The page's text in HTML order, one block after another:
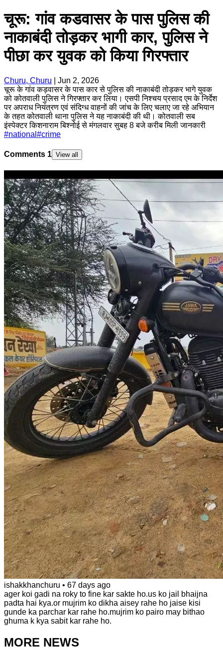
चूरू: गांव कडवासर के पास पुलिस की
नाकाबंदी तोड़कर भागी कार, पुलिस ने
पीछा कर युवक को किया गिरफ्तार
Churu, Churu
Jun 2, 2026
चूरू के गांव कड़वासर के पास कार से पुलिस की नाकाबंदी तोड़कर भागे युवक
को कोतवाली पुलिस ने गिरफ्तार कर लिया। एसपी निश्चय प्रसाद एम के निर्देश
पर अपराध नियंत्रण एवं संदिग्ध वाहनों की जांच के लिए चलाए जा रहे अभियान
के तहत कोतवाली थाना पुलिस ने यह नाकाबंदी की थी। कोतवाली सब
इंस्पेक्टर किशनाराम बिश्नोई से मंगलवार सुबह 8 बजे करीब मिली जानकारी
#national #crime
Comments 1 View all
ishakkhanchuru • 67 days ago
ager koi gadi na roky to fine kar sakte ho.us ko jail bhaijna
padta hai kya.or mujrim ko dikha aisey rahe ho jaise kisi
gunde ka parchar kar rahe ho.mujrim ko pairo may bithao
ghuma k kya sabit kar rahe ho.
MORE NEWS